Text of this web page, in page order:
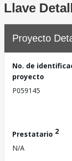
Llave
Proyecto
No. de
proyecto
P059145
Prestatario 2
N/A